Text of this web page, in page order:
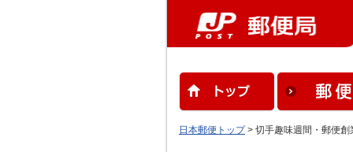
日本郵便トップ> 切手趣味週間・郵便創